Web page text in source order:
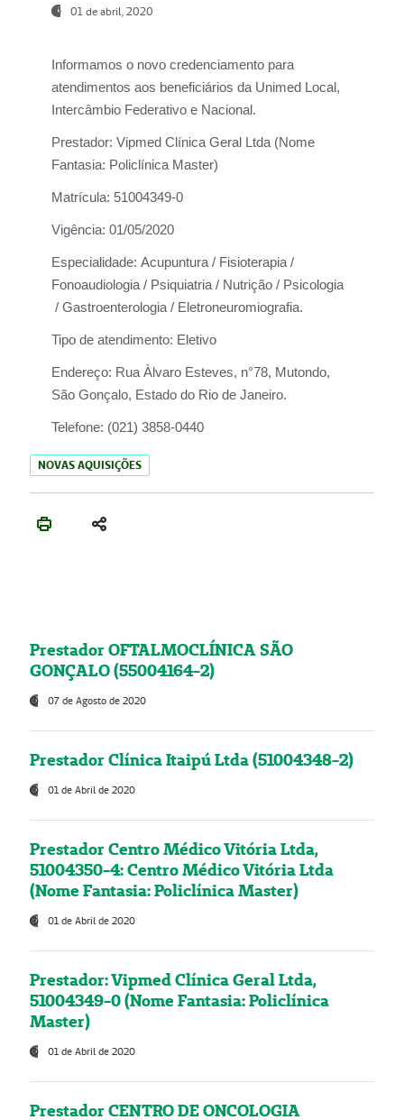
01 de abril, 2020
Informamos o novo credenciamento para
atendimentos aos beneficiários da Unimed Local,
Intercâmbio Federativo e Nacional.
Prestador: Vipmed Clínica Geral Ltda (Nome
Fantasia: Policlínica Master)
Matrícula: 51004349-0
Vigência: 01/05/2020
Especialidade: Acupuntura / Fisioterapia /
Fonoaudiologia / Psiquiatria / Nutrição / Psicologia
/ Gastroenterologia / Eletroneuromiografia.
Tipo de atendimento: Eletivo
Endereço: Rua Àlvaro Esteves, n°78, Mutondo,
São Gonçalo, Estado do Rio de Janeiro.
Telefone: (021) 3858-0440
NOVAS AQUISIÇÕES
Prestador OFTALMOCLÍNICA SÃO
GONÇALO (55004164-2)
07 de Agosto de 2020
Prestador Clínica Itaipú Ltda (51004348-2)
01 de Abril de 2020
Prestador Centro Médico Vitória Ltda,
51004350-4: Centro Médico Vitória Ltda
(Nome Fantasia: Policlínica Master)
01 de Abril de 2020
Prestador: Vipmed Clínica Geral Ltda,
51004349-0 (Nome Fantasia: Policlínica
Master)
01 de Abril de 2020
Prestador CENTRO DE ONCOLOGIA